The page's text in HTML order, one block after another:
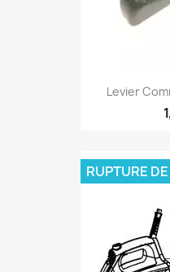
Levier
RUPTURE